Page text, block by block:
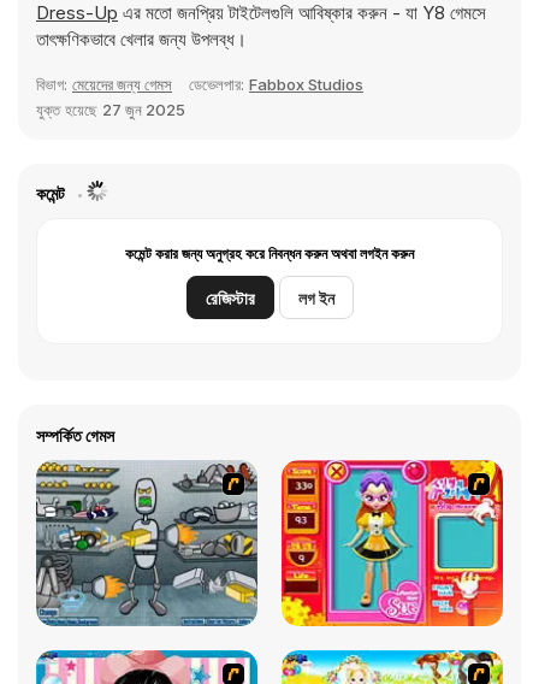
Dress-Up এর মতো জনপ্রিয় টাইটেলগুলি আবিষ্কার করুন - যা Y8 গেমসে
তাৎক্ষণিকভাবে খেলার জন্য উপলব্ধ।
বিভাগ: মেয়েদের জন্য গেমস ডেভেলপার: Fabbox Studios
যুক্ত হয়েছে 27 জুন 2025
কমেন্ট
কমেন্ট করার জন্য অনুগ্রহ করে নিবন্ধন করুন অথবা লগইন করুন
রেজিস্টার লগ ইন
সম্পর্কিত গেমস